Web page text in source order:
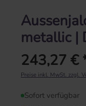
metallic |
Regulärer Preis:
243,27 €
Preise inkl. MwSt. zzgl.
Sofort verfügbar